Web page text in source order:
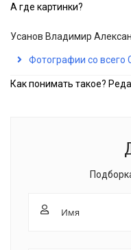
А где картинки?
Усанов Владимир
Фотографии со всего
Как понимать такое?